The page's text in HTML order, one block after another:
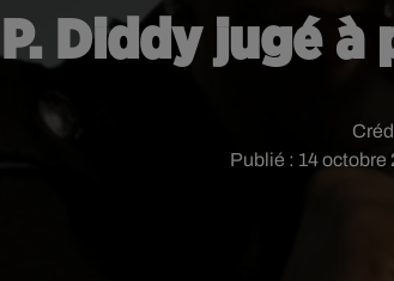
P. Diddy jugé
Publié : 14 octobre